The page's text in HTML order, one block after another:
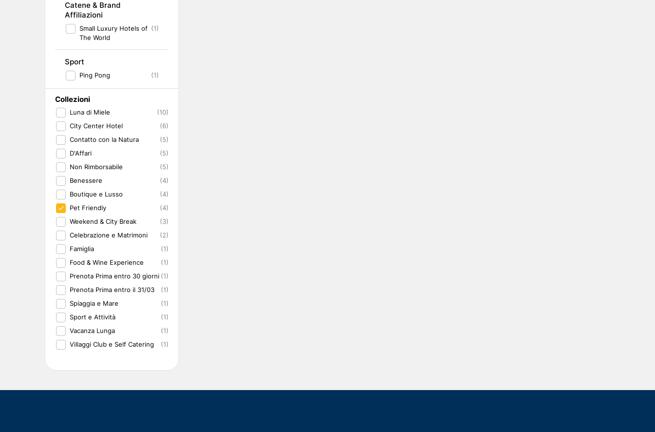
Catene & Brand
Affiliazioni
Small Luxury Hotels of
The World
(1)
Sport
Ping Pong (1)
Collezioni
Luna di Miele
(10)
City Center Hotel
(6)
Contatto con la Natura
(5)
D'Affari
(5)
Non Rimborsabile
(5)
Benessere
(4)
Boutique e Lusso
(4)
Pet Friendly
(4)
Weekend & City Break
(3)
Celebrazione e Matrimoni
(2)
Famiglia
(1)
Food & Wine Experience
(1)
Prenota Prima entro 30 giorni (1)
Prenota Prima entro il 31/03
(1)
Spiaggia e Mare
(1)
Sport e Attività
(1)
Vacanza Lunga
(1)
Villaggi Club e Self Catering
(1)